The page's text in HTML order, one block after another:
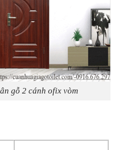
gỗ 2 cánh ofix vòm